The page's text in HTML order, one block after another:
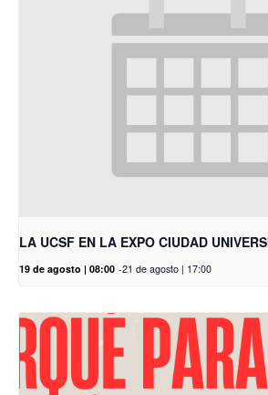
LA UCSF EN LA EXPO CIUDAD
19 de agosto | 08:00 -21 de agosto | 17:00